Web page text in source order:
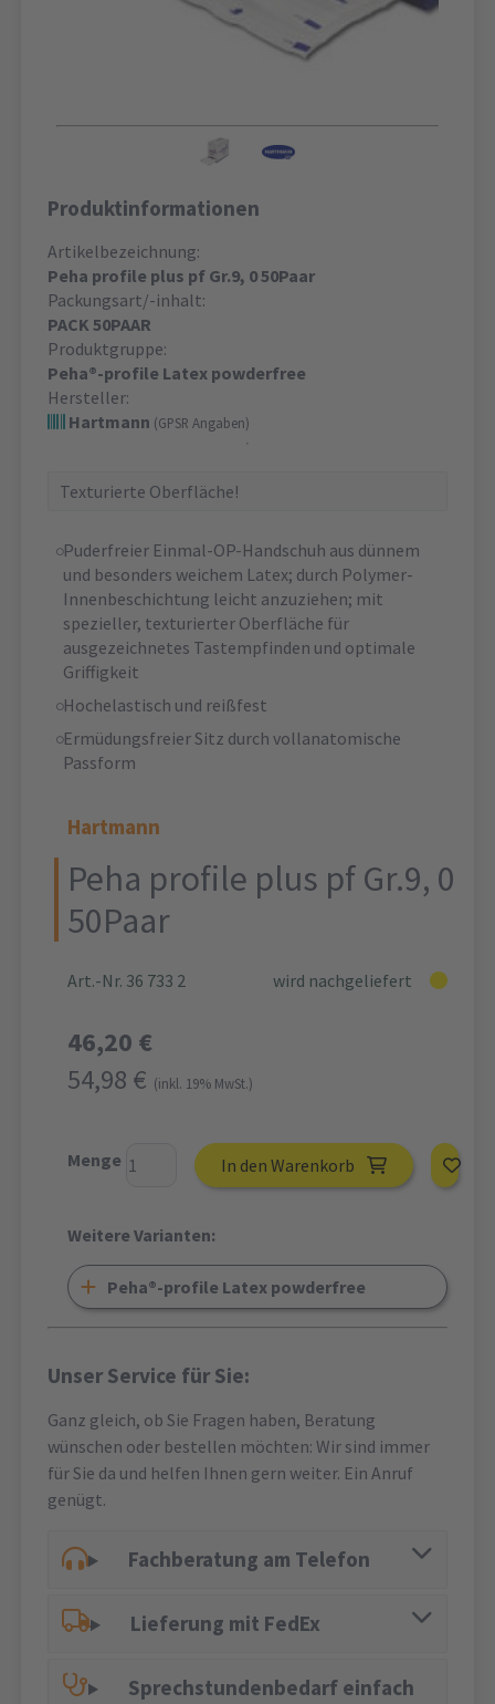
Produktinformationen
Artikelbezeichnung:
Peha profile plus pf Gr.9, 0 50Paar
Packungsart/-inhalt:
PACK 50PAAR
Produktgruppe:
Peha®-profile Latex powderfree
Hersteller:
Hartmann (GPSR Angaben)
Texturierte Oberfläche!
Puderfreier Einmal-OP-Handschuh aus dünnem
und besonders weichem Latex; durch Polymer-
Innenbeschichtung leicht anzuziehen; mit
spezieller, texturierter Oberfläche für
ausgezeichnetes Tastempfinden und optimale
Griffigkeit
Hochelastisch und reißfest
Ermüdungsfreier Sitz durch vollanatomische
Passform
Hartmann
Peha profile plus pf Gr.9, 0
50Paar
Art.-Nr. 36 733 2 wird nachgeliefert
46,20 €
54,98 € (inkl. 19% MwSt.)
Menge In den Warenkorb
Weitere Varianten:
Peha®-profile Latex powderfree
Unser Service für Sie:
Ganz gleich, ob Sie Fragen haben, Beratung
wünschen oder bestellen möchten: Wir sind immer
für Sie da und helfen Ihnen gern weiter. Ein Anruf
genügt.
Fachberatung am Telefon
Lieferung mit FedEx
Sprechstundenbedarf einfach